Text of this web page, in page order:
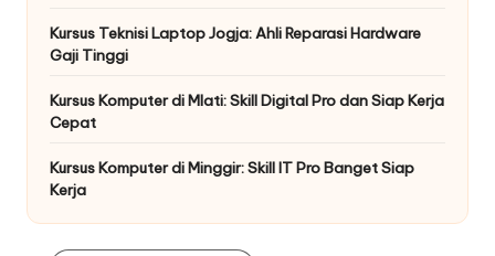
Kursus Teknisi Laptop Jogja: Ahli Reparasi Hardware
Gaji Tinggi
Kursus Komputer di Mlati: Skill Digital Pro dan Siap Kerja
Cepat
Kursus Komputer di Minggir: Skill IT Pro Banget Siap
Kerja